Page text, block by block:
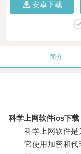
安卓下载
简介
科学上网软件ios下载
科学上网软件是为
它使用加密和代